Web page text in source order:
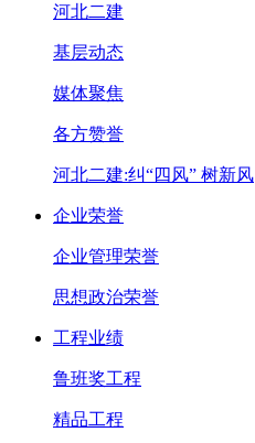
河北二建
基层动态
媒体聚焦
各方赞誉
河北二建:纠“四风” 树新风
企业荣誉
企业管理荣誉
思想政治荣誉
工程业绩
鲁班奖工程
精品工程